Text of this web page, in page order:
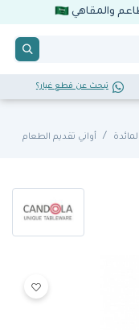
والمقاهي
تبحث عن قطع غيار؟
أواني تقديم الطعام